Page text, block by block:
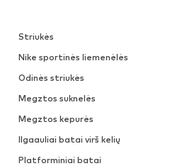
Striukės
Nike sportinės liemenėlės
Odinės striukės
Megztos suknelės
Megztos kepurės
Ilgaauliai batai virš kelių
Platforminiai batai